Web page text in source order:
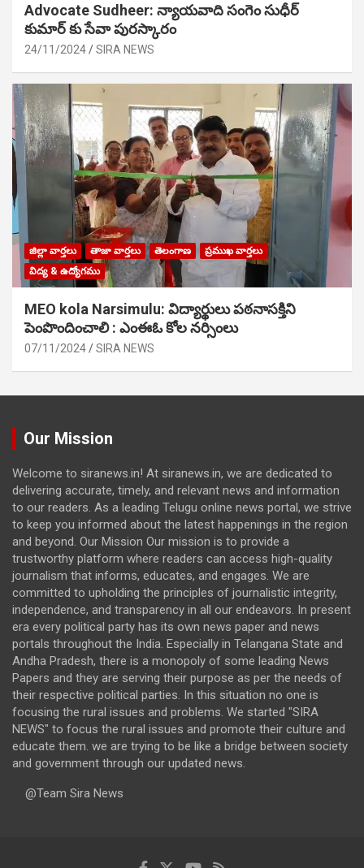
Advocate Sudheer: న్యాయవాది సంగెం సుధీర్
కుమార్ కు సేవా పురస్కారం
24/11/2024 SIRA NEWS
జిల్లా వార్తలు తాజా వార్తలు తెలంగాణ
ప్రముఖ వార్తలు
విద్య & ఉద్యోగము
MEO kola Narsimulu: విద్యార్థులు పఠ‌నాసక్తిని
పెంపొందించాలి : ఎంఈఓ కోల నర్సింలు
07/11/2024 SIRA NEWS
Our Mission
Welcome to siranews.in! At siranews.in, we are dedicated to
delivering accurate, timely, and relevant news and information
to our readers. As a leading Telugu online news portal, we strive
to keep you informed about the latest happenings in the region
and beyond. Our Mission Our mission is to provide a
trustworthy platform where readers can access high-quality
journalism that informs, educates, and engages. We are
committed to upholding the principles of journalistic integrity,
independence, and transparency in all our endeavors. In present
era every political party has its own news paper and news
portals throughout the India. Especially in Telangana State and
Andha Pradesh, there is a monopoly of some leading News
Papers and they are serving their purpose as per the needs of
their respective political parties. In this situation no one is
focusing the rural issues and problems. We started "SIRA
NEWS" to focus the rural issues and promote their culture and
educate them. we are trying to be like a bridge between society
and government through our updated news.
@Team Sira News